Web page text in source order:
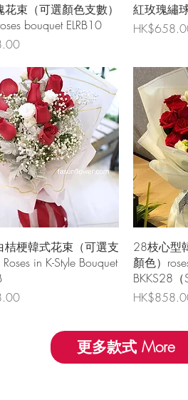
快速瀏覽
束（可選顏色支數）
bouquet ELRB10
紅玫瑰繡
價格
快速瀏覽
桔梗韓式花束（可選支
in K-Style Bouquet
28枝心型
顏色）
BKKS28（
價格
更多款式 More